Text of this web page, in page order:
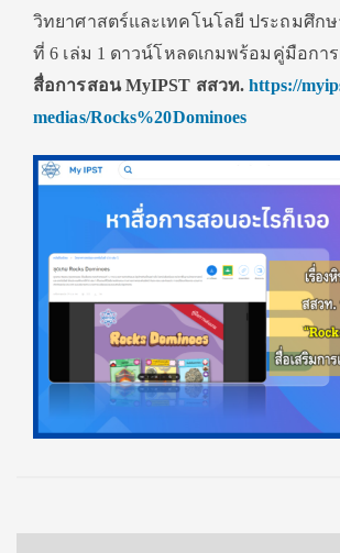
วิทยาศาสตร์และเทคโนโลยี ประถมศึกษ
ที่6 เล่ม 1 ดาวน์โหลดเกมพร้อมคู่มือการ
สื่อการสอนMyIPST สสวท. https://
medias/Rocks%20Dominoes